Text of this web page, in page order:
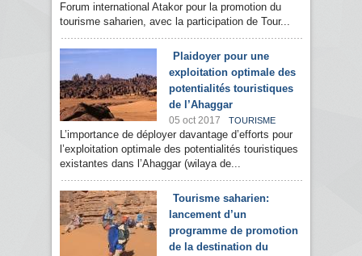
Forum international Atakor pour la promotion du
tourisme saharien, avec la participation de Tour...
Plaidoyer pour une
exploitation optimale des
potentialités touristiques
de l’Ahaggar
05 oct 2017 TOURISME
L’importance de déployer davantage d’efforts pour
l’exploitation optimale des potentialités touristiques
existantes dans l’Ahaggar (wilaya de...
Tourisme saharien:
lancement d’un
programme de promotion
de la destination du